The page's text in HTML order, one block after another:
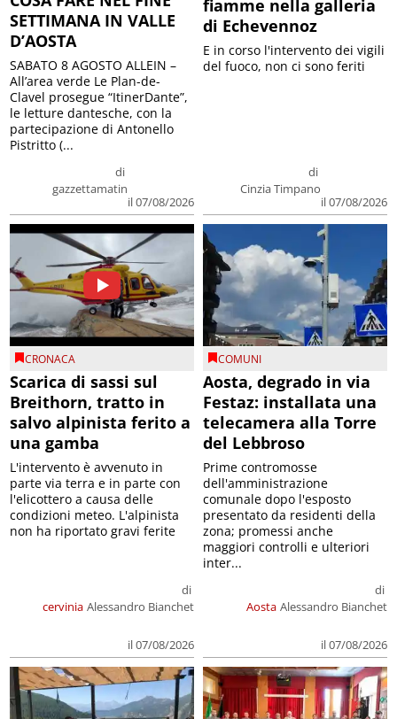
SETTIMANA IN VALLE
D’AOSTA
di
gazzettamatin
il 07/08/2026
SABATO 8 AGOSTO ALLEIN –
All’area verde Le Plan-de-
Clavel prosegue “ItinerDante”,
le letture dantesche, con la
partecipazione di Antonello
Pistritto (...
fiamme nella galleria
di Echevennoz
di
Cinzia Timpano
il 07/08/2026
E in corso l'intervento dei vigili
del fuoco, non ci sono feriti
CRONACA
Scarica di sassi sul
Breithorn, tratto in
salvo alpinista ferito a
una gamba
cervinia
di
Alessandro Bianchet
il 07/08/2026
L'intervento è avvenuto in
parte via terra e in parte con
l'elicottero a causa delle
condizioni meteo. L'alpinista
non ha riportato gravi ferite
COMUNI
Aosta, degrado in via
Festaz: installata una
telecamera alla Torre
del Lebbroso
Aosta
di
Alessandro Bianchet
il 07/08/2026
Prime contromosse
dell'amministrazione
comunale dopo l'esposto
presentato da residenti della
zona; promessi anche
maggiori controlli e ulteriori
inter...